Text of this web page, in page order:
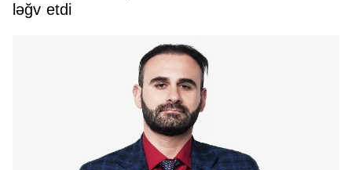
ləğv etdi